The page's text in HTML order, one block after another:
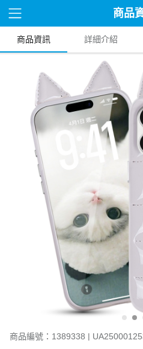
商品
商品資訊 詳細介紹
商品編號：1389338 |